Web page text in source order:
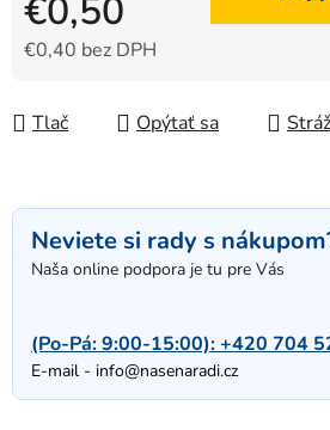
€0,50
€0,40 bez DPH
Tlač Opýtať sa
Neviete si rady s
Naša online podpora je tu pre Vás
(Po-Pá: 9:00-15:00):+420 704
E-mail - info@nasenaradi.cz